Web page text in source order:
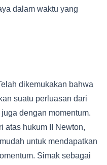
dalam waktu yang
dikemukakan bahwa
suatu perluasan dari
dengan momentum.
atas hukum II Newton,
untuk mendapatkan
Simak sebagai